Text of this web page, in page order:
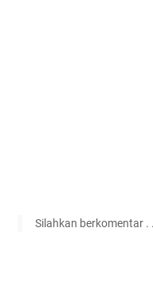
Silahkan berkomentar . .